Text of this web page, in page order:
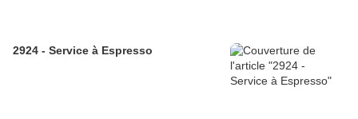
2924 - Service à Espresso